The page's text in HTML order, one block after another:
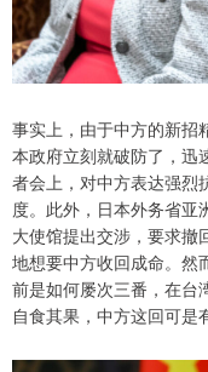
事实上，由于中方的新招
本政府立刻就破防了，迅
者会上，对中方表达强烈
度。此外，日本外务省亚
大使馆提出交涉，要求撤
地想要中方收回成命。然
前是如何屡次三番，在台
自食其果，中方这回可是